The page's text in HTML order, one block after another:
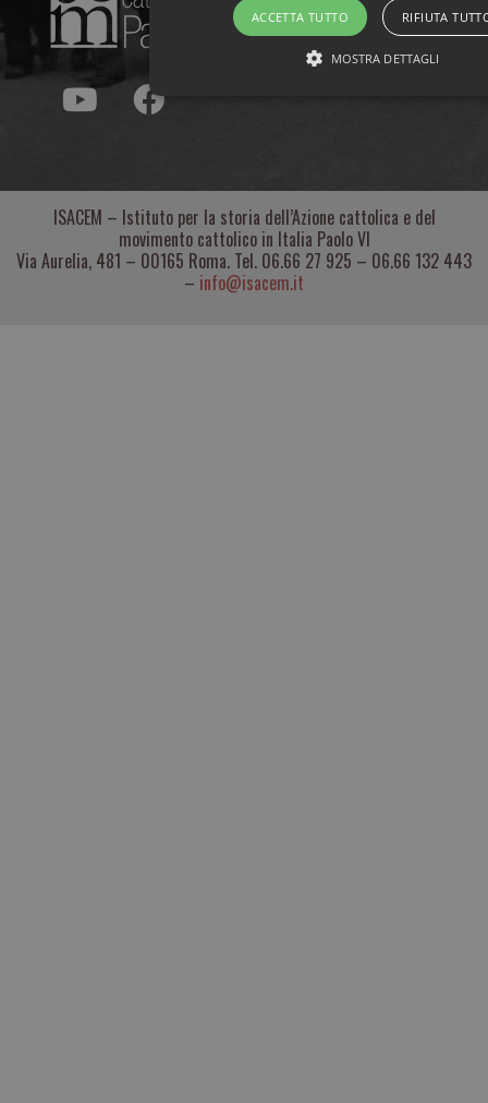
ISACEM – Istituto per la storia dell’Azione cattolica e del
movimento cattolico in Italia Paolo VI
Via Aurelia, 481 – 00165 Roma. Tel. 06.66 27 925 – 06.66 132 443
– info@isacem.it
ACCETTA TUTTO RIFIUTA
MOSTRA DETTAGLI